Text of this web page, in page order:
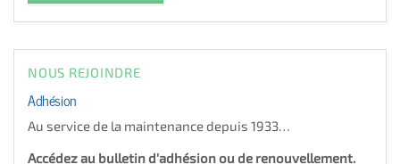
NOUS REJOINDRE
Adhésion
Au service de la maintenance depuis 1933…
Accédez au bulletin d'adhésion ou de renouvellement.